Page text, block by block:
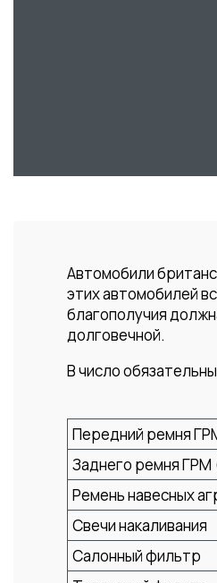
Автомобили
этих автомобилей
благополучия
долговечной.
В число
Передний ремня
Заднего ремня
Ремень навесных
Свечи накаливания
Салонный фильтр